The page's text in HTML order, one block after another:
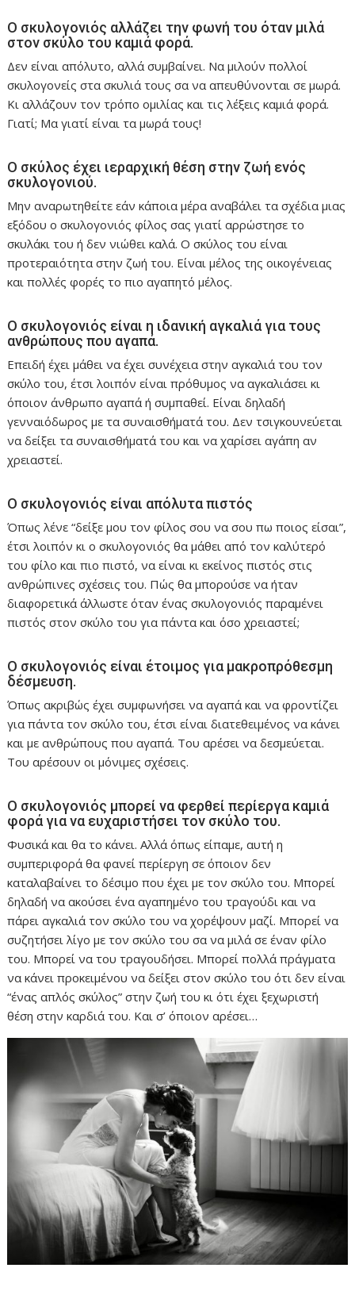
Ο σκυλογονιός αλλάζει την φωνή του όταν μιλά
στον σκύλο του καμιά φορά.
Δεν είναι απόλυτο, αλλά συμβαίνει. Να μιλούν πολλοί
σκυλογονείς στα σκυλιά τους σα να απευθύνονται σε μωρά.
Κι αλλάζουν τον τρόπο ομιλίας και τις λέξεις καμιά φορά.
Γιατί; Μα γιατί είναι τα μωρά τους!
Ο σκύλος έχει ιεραρχική θέση στην ζωή ενός
σκυλογονιού.
Μην αναρωτηθείτε εάν κάποια μέρα αναβάλει τα σχέδια μιας
εξόδου ο σκυλογονιός φίλος σας γιατί αρρώστησε το
σκυλάκι του ή δεν νιώθει καλά. Ο σκύλος του είναι
προτεραιότητα στην ζωή του. Είναι μέλος της οικογένειας
και πολλές φορές το πιο αγαπητό μέλος.
Ο σκυλογονιός είναι η ιδανική αγκαλιά για τους
ανθρώπους που αγαπά.
Επειδή έχει μάθει να έχει συνέχεια στην αγκαλιά του τον
σκύλο του, έτσι λοιπόν είναι πρόθυμος να αγκαλιάσει κι
όποιον άνθρωπο αγαπά ή συμπαθεί. Είναι δηλαδή
γενναιόδωρος με τα συναισθήματά του. Δεν τσιγκουνεύεται
να δείξει τα συναισθήματά του και να χαρίσει αγάπη αν
χρειαστεί.
Ο σκυλογονιός είναι απόλυτα πιστός
Όπως λένε “δείξε μου τον φίλος σου να σου πω ποιος είσαι”,
έτσι λοιπόν κι ο σκυλογονιός θα μάθει από τον καλύτερό
του φίλο και πιο πιστό, να είναι κι εκείνος πιστός στις
ανθρώπινες σχέσεις του. Πώς θα μπορούσε να ήταν
διαφορετικά άλλωστε όταν ένας σκυλογονιός παραμένει
πιστός στον σκύλο του για πάντα και όσο χρειαστεί;
Ο σκυλογονιός είναι έτοιμος για μακροπρόθεσμη
δέσμευση.
Όπως ακριβώς έχει συμφωνήσει να αγαπά και να φροντίζει
για πάντα τον σκύλο του, έτσι είναι διατεθειμένος να κάνει
και με ανθρώπους που αγαπά. Του αρέσει να δεσμεύεται.
Του αρέσουν οι μόνιμες σχέσεις.
Ο σκυλογονιός μπορεί να φερθεί περίεργα καμιά
φορά για να ευχαριστήσει τον σκύλο του.
Φυσικά και θα το κάνει. Αλλά όπως είπαμε, αυτή η
συμπεριφορά θα φανεί περίεργη σε όποιον δεν
καταλαβαίνει το δέσιμο που έχει με τον σκύλο του. Μπορεί
δηλαδή να ακούσει ένα αγαπημένο του τραγούδι και να
πάρει αγκαλιά τον σκύλο του να χορέψουν μαζί. Μπορεί να
συζητήσει λίγο με τον σκύλο του σα να μιλά σε έναν φίλο
του. Μπορεί να του τραγουδήσει. Μπορεί πολλά πράγματα
να κάνει προκειμένου να δείξει στον σκύλο του ότι δεν είναι
“ένας απλός σκύλος” στην ζωή του κι ότι έχει ξεχωριστή
θέση στην καρδιά του. Και σ’ όποιον αρέσει…